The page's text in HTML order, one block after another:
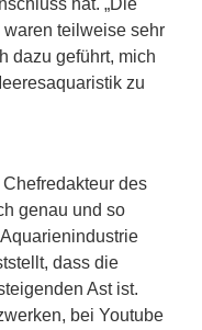
waren teilweise sehr
dazu geführt, mich
zu
Chefredakteur des
genau und so
dass die
Ast ist.
bei Youtube